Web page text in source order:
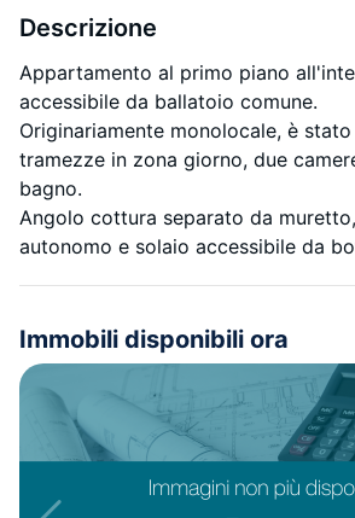
Descrizione
Appartamento al primo piano
accessibile da ballatoio comune.
Originariamente monolocale, è
tramezze in zona giorno, due
bagno.
Angolo cottura separato da
autonomo e solaio accessibile da
Immobili disponibili ora